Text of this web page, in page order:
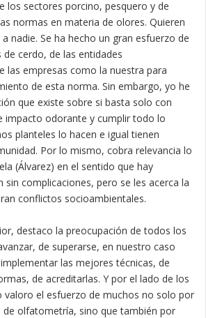
los sectores porcino, pesquero y de
normas en materia de olores. Quieren
nadie. Se ha hecho un gran esfuerzo de
cerdo, de las entidades
las empresas como la nuestra para
de esta norma. Sin embargo, yo he
que existe sobre si basta solo con
impacto odorante y cumplir todo lo
planteles lo hacen e igual tienen
Por lo mismo, cobra relevancia lo
(Álvarez) en el sentido que hay
sin complicaciones, pero se les acerca la
conflictos socioambientales.
destaco la preocupación de todos los
de superarse, en nuestro caso
las mejores técnicas, de
de acreditarlas. Y por el lado de los
valoro el esfuerzo de muchos no solo por
olfatometría, sino que también por